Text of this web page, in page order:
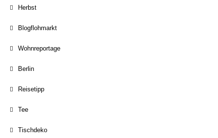
Herbst
Blogflohmarkt
Wohnreportage
Berlin
Reisetipp
Tee
Tischdeko